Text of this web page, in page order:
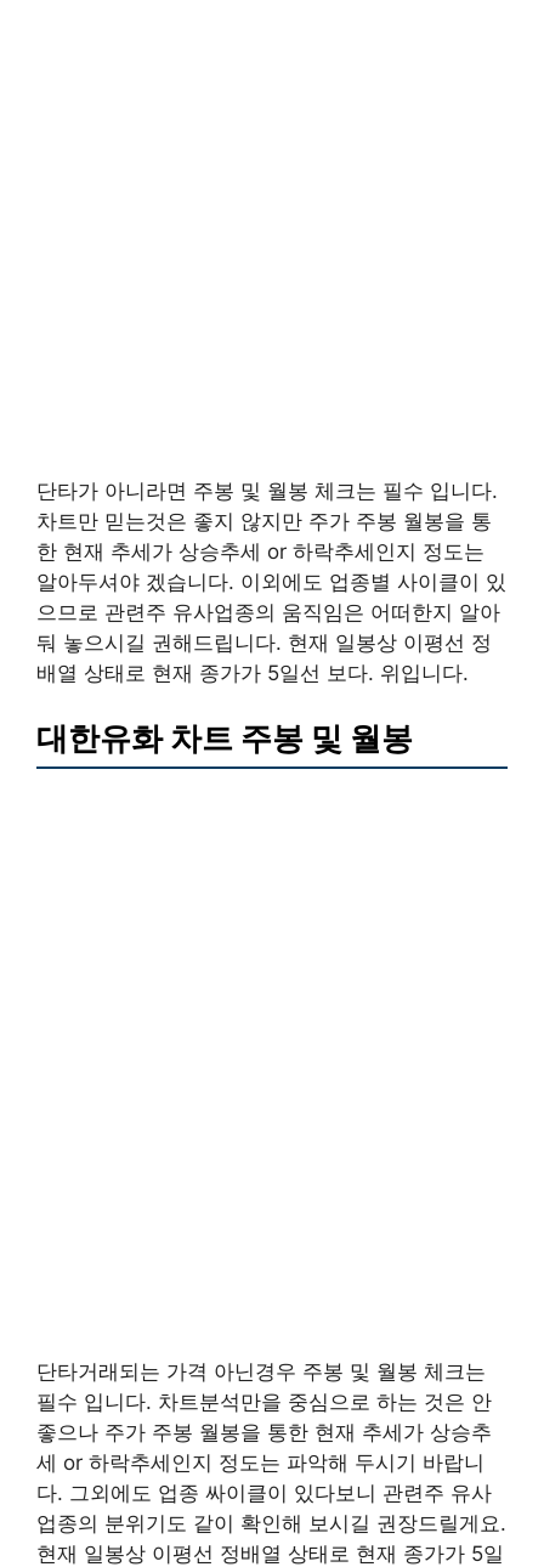
단타가 아니라면 주봉 및 월봉 체크는 필수 입니다.
차트만 믿는것은 좋지 않지만 주가 주봉 월봉을 통
한 현재 추세가 상승추세 or 하락추세인지 정도는
알아두셔야 겠습니다. 이외에도 업종별 사이클이 있
으므로 관련주 유사업종의 움직임은 어떠한지 알아
둬 놓으시길 권해드립니다. 현재 일봉상 이평선 정
배열 상태로 현재 종가가 5일선 보다. 위입니다.
대한유화 차트 주봉 및 월봉
단타거래되는 가격 아닌경우 주봉 및 월봉 체크는
필수 입니다. 차트분석만을 중심으로 하는 것은 안
좋으나 주가 주봉 월봉을 통한 현재 추세가 상승추
세 or 하락추세인지 정도는 파악해 두시기 바랍니
다. 그외에도 업종 싸이클이 있다보니 관련주 유사
업종의 분위기도 같이 확인해 보시길 권장드릴게요.
현재 일봉상 이평선 정배열 상태로 현재 종가가 5일